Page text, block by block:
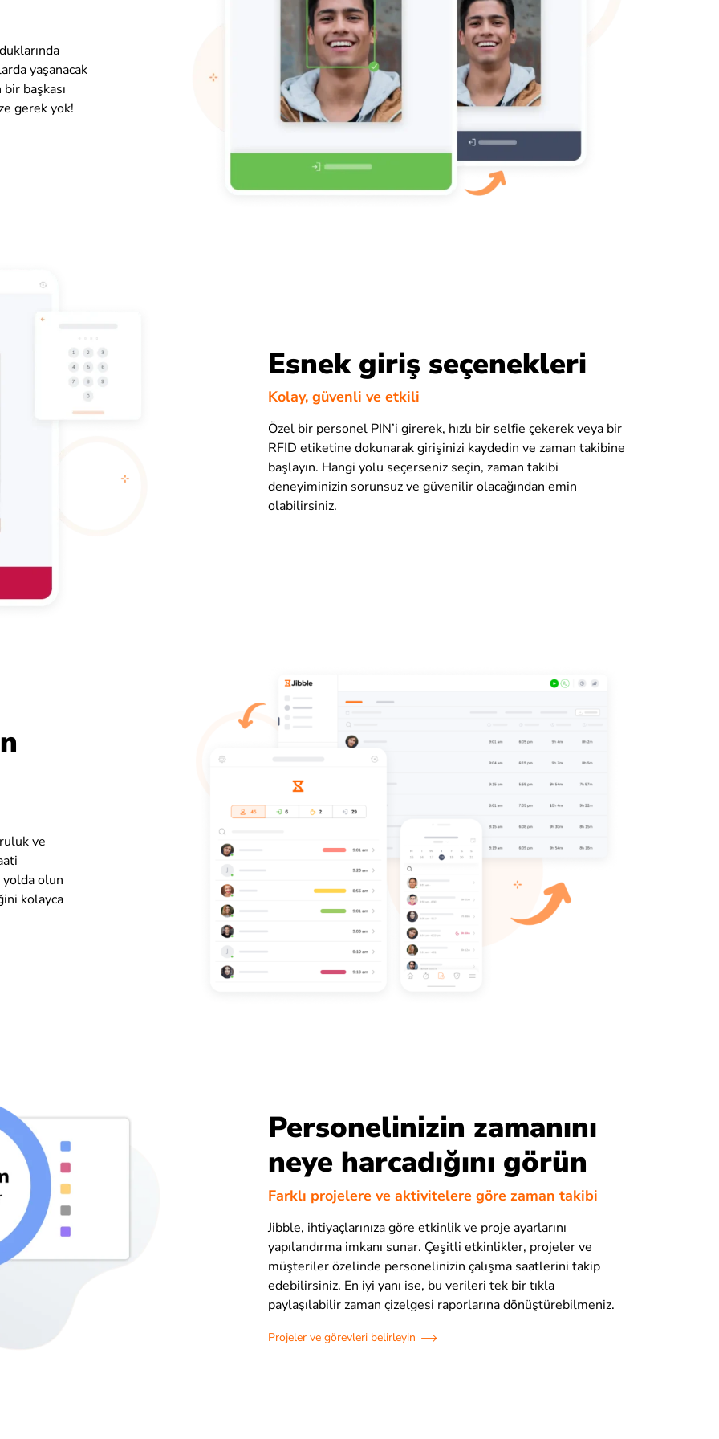
yaşanacak
başkası
gerek yok!
Esnek giriş seçenekleri
Kolay, güvenli ve etkili
Özel bir personel PIN’i girerek, hızlı bir selfie çekerek veya bir
RFID etiketine dokunarak girişinizi kaydedin ve zaman takibine
başlayın. Hangi yolu seçerseniz seçin, zaman takibi
deneyiminizin sorunsuz ve güvenilir olacağından emin
olabilirsiniz.
ve
olun
kolayca
Personelinizin zamanını
neye harcadığını görün
Farklı projelere ve aktivitelere göre zaman takibi
Jibble, ihtiyaçlarınıza göre etkinlik ve proje ayarlarını
yapılandırma imkanı sunar. Çeşitli etkinlikler, projeler ve
müşteriler özelinde personelinizin çalışma saatlerini takip
edebilirsiniz. En iyi yanı ise, bu verileri tek bir tıkla
paylaşılabilir zaman çizelgesi raporlarına dönüştürebilmeniz.
Projeler ve görevleri belirleyin